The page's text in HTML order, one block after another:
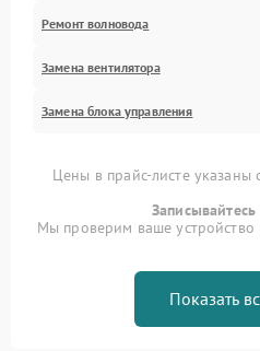
Ремонт волновода
Замена вентилятора
Замена блока управления
Цены в прайс-листе указаны
Мы проверим ваше устройство
Показать